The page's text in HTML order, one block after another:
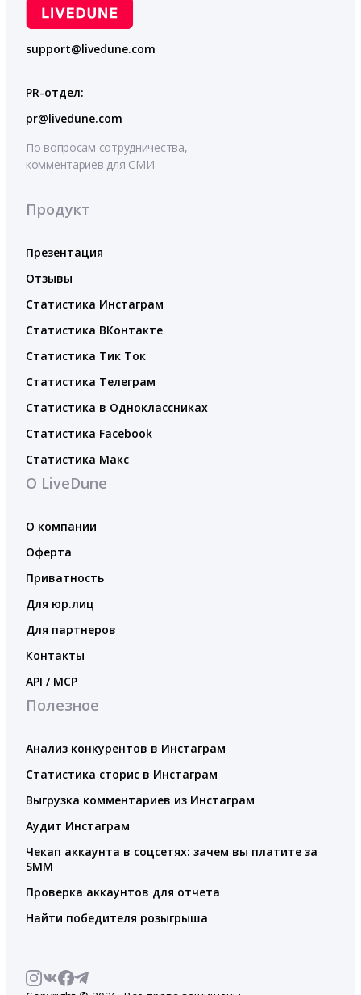
support@livedune.com
PR-отдел:
pr@livedune.com
По вопросам сотрудничества,
комментариев для СМИ
Продукт
Презентация
Отзывы
Статистика Инстаграм
Статистика ВКонтакте
Статистика Тик Ток
Статистика Телеграм
Статистика в Одноклассниках
Статистика Facebook
Статистика Макс
О LiveDune
О компании
Оферта
Приватность
Для юр.лиц
Для партнеров
Контакты
API / MCP
Полезное
Анализ конкурентов в Инстаграм
Статистика сторис в Инстаграм
Выгрузка комментариев из Инстаграм
Аудит Инстаграм
Чекап аккаунта в соцсетях: зачем вы платите за
SMM
Проверка аккаунтов для отчета
Найти победителя розыгрыша